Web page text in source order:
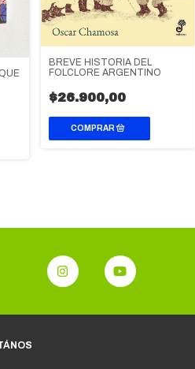
BREVE HISTORIA DEL
FOLCLORE ARGENTINO
$26.900,00